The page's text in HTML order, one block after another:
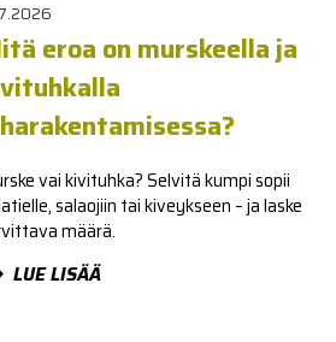
eroa on murskeella ja
vai kivituhka? Selvitä kumpi sopii
salaojiin tai kiveykseen – ja laske
määrä.
LUE LISÄÄ